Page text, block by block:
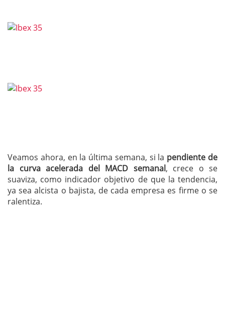
Veamos ahora, en la última semana, si la pendiente de
la curva acelerada del MACD semanal, crece o se
suaviza, como indicador objetivo de que la tendencia,
ya sea alcista o bajista, de cada empresa es firme o se
ralentiza.